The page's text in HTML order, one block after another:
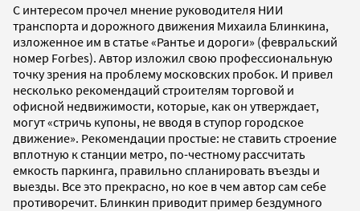
С интересом прочел мнение руководителя НИИ
транспорта и дорожного движения Михаила Блинкина,
изложенное им в статье «Рантье и дороги» (февральский
номер Forbes). Автор изложил свою профессиональную
точку зрения на проблему московских пробок. И привел
несколько рекомендаций строителям торговой и
офисной недвижимости, которые, как он утверждает,
могут «стричь купоны, не вводя в ступор городское
движение». Рекомендации простые: не ставить строение
вплотную к станции метро, по-честному рассчитать
емкость паркинга, правильно спланировать въезды и
выезды. Все это прекрасно, но кое в чем автор сам себе
противоречит. Блинкин приводит пример бездумного